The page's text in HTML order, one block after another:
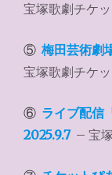
宝塚歌劇チケ
⑤ 梅田芸術劇
宝塚歌劇チケ
⑥ ライブ配信
2025.9.7 – 宝